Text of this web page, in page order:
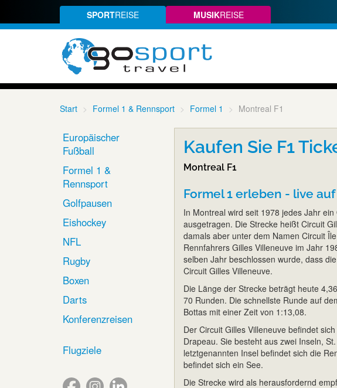
SPORTREISE MUSIKREISE
Start Formel 1 & Rennsport Formel 1 Montreal F1
Europäischer
Fußball
Formel 1 &
Rennsport
Golfpausen
Eishockey
NFL
Rugby
Boxen
Darts
Konferenzreisen
Flugziele
Kaufen Sie F1
Montreal F1
Formel 1 erleben - live
In Montreal wird seit 1978 jedes Jahr
ausgetragen. Die Strecke heißt Circuit
damals aber unter dem Namen Circuit
Rennfahrers Gilles Villeneuve im Jahr
selben Jahr beschlossen wurde, dass
Circuit Gilles Villeneuve.
Die Länge der Strecke beträgt heute
70 Runden. Die schnellste Runde auf
Bottas mit einer Zeit von 1:13,08.
Der Circuit Gilles Villeneuve befindet
Drapeau. Sie besteht aus zwei Inseln,
letztgenannten Insel befindet sich die
befindet sich ein See.
Die Strecke wird als herausfordernd